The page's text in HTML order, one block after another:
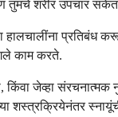
तुमचे शरीर उपचार
प्रतिबंध
काम करते.
किंवा जेव्हा